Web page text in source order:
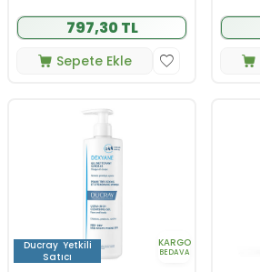
797,30 TL
Sepete Ekle
Ducray Yetkili
Satıcı
KARGO
BEDAVA